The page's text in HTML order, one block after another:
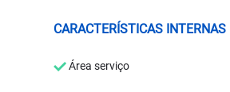
CARACTERÍSTICAS INTERNAS
Área serviço